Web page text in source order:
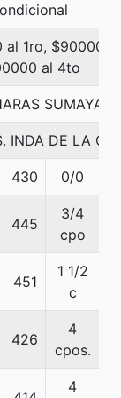
1ro,
al 4to
SUMAYA
INDA DE LA C.
430 0/0
445
3/4
cpo
451
1 1/2
c
426
4
cpos.
4